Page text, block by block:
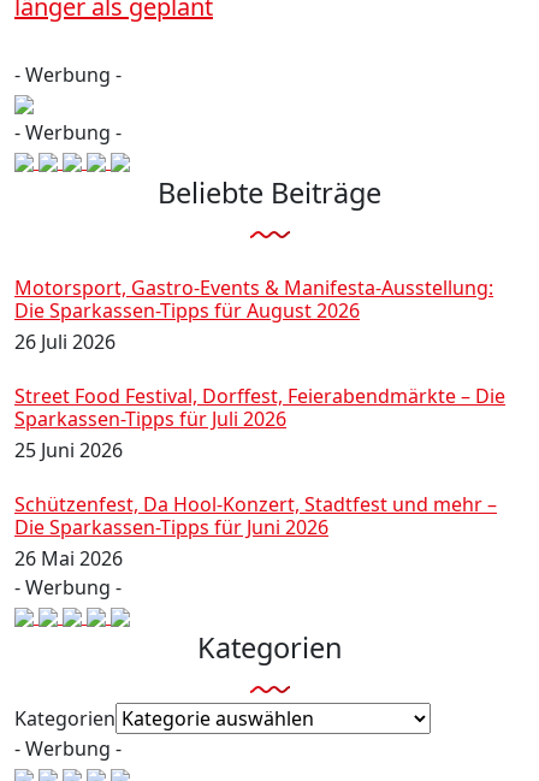
- Werbung -
- Werbung -
Beliebte Beiträge
Motorsport, Gastro-Events & Manifesta-Ausstellung:
Die Sparkassen-Tipps für August 2026
26 Juli 2026
Street Food Festival, Dorffest, Feierabendmärkte – Die
Sparkassen-Tipps für Juli 2026
25 Juni 2026
Schützenfest, Da Hool-Konzert, Stadtfest und mehr –
Die Sparkassen-Tipps für Juni 2026
26 Mai 2026
- Werbung -
Kategorien
Kategorien
- Werbung -